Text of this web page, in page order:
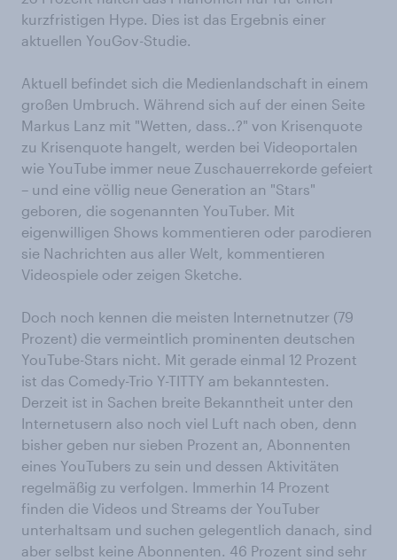
kurzfristigen Hype. Dies ist das Ergebnis einer
aktuellen YouGov-Studie.
Aktuell befindet sich die Medienlandschaft in einem
großen Umbruch. Während sich auf der einen Seite
Markus Lanz mit "Wetten, dass..?" von Krisenquote
zu Krisenquote hangelt, werden bei Videoportalen
wie YouTube immer neue Zuschauerrekorde gefeiert
– und eine völlig neue Generation an "Stars"
geboren, die sogenannten YouTuber. Mit
eigenwilligen Shows kommentieren oder parodieren
sie Nachrichten aus aller Welt, kommentieren
Videospiele oder zeigen Sketche.
Doch noch kennen die meisten Internetnutzer (79
Prozent) die vermeintlich prominenten deutschen
YouTube-Stars nicht. Mit gerade einmal 12 Prozent
ist das Comedy-Trio Y-TITTY am bekanntesten.
Derzeit ist in Sachen breite Bekanntheit unter den
Internetusern also noch viel Luft nach oben, denn
bisher geben nur sieben Prozent an, Abonnenten
eines YouTubers zu sein und dessen Aktivitäten
regelmäßig zu verfolgen. Immerhin 14 Prozent
finden die Videos und Streams der YouTuber
unterhaltsam und suchen gelegentlich danach, sind
aber selbst keine Abonnenten. 46 Prozent sind sehr